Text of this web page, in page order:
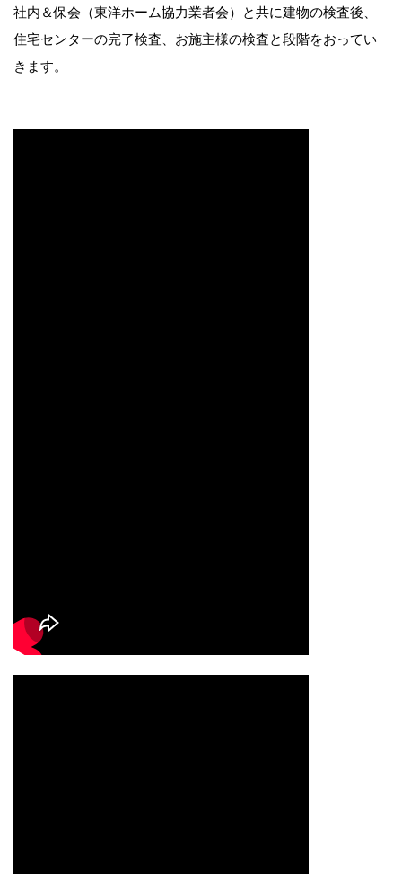
社内＆保会（東洋ホーム協力業者会）と共に建物の検査後、
住宅センターの完了検査、お施主様の検査と段階をおってい
きます。